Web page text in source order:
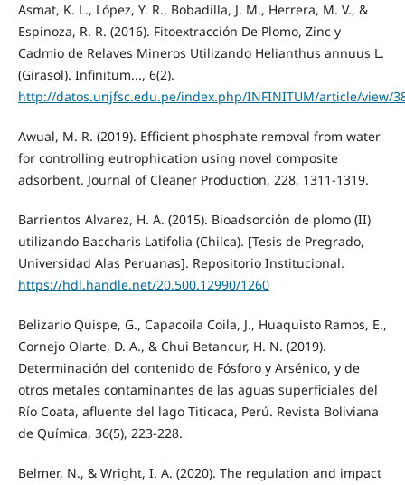
Asmat, K. L., López, Y. R., Bobadilla, J. M., Herrera, M. V., &
Espinoza, R. R. (2016). Fitoextracción De Plomo, Zinc y
Cadmio de Relaves Mineros Utilizando Helianthus annuus L.
(Girasol). Infinitum..., 6(2).
http://datos.unjfsc.edu.pe/index.php/INFINITUM/article/view/
Awual, M. R. (2019). Efficient phosphate removal from water
for controlling eutrophication using novel composite
adsorbent. Journal of Cleaner Production, 228, 1311-1319.
Barrientos Alvarez, H. A. (2015). Bioadsorción de plomo (II)
utilizando Baccharis Latifolia (Chilca). [Tesis de Pregrado,
Universidad Alas Peruanas]. Repositorio Institucional.
https://hdl.handle.net/20.500.12990/1260
Belizario Quispe, G., Capacoila Coila, J., Huaquisto Ramos, E.,
Cornejo Olarte, D. A., & Chui Betancur, H. N. (2019).
Determinación del contenido de Fósforo y Arsénico, y de
otros metales contaminantes de las aguas superficiales del
Río Coata, afluente del lago Titicaca, Perú. Revista Boliviana
de Química, 36(5), 223-228.
Belmer, N., & Wright, I. A. (2020). The regulation and impact